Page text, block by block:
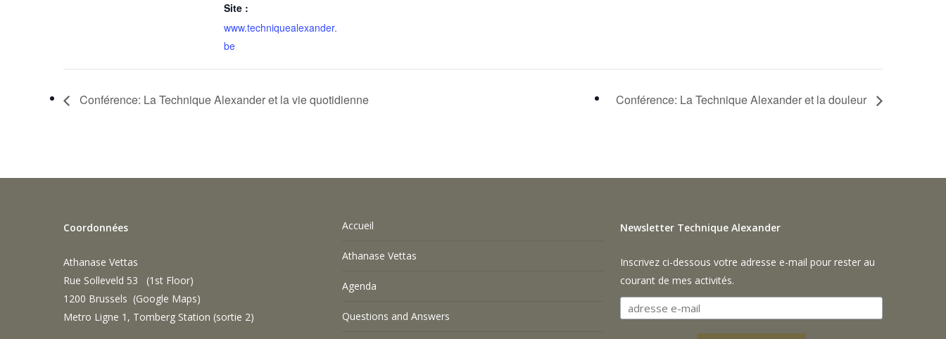
Site :
www.techniquealexander.
be
Conférence: La Technique Alexander et la vie quotidienne Conférence: La Technique Alexander et la douleur
Coordonnées
Athanase Vettas
Rue Solleveld 53 (1st Floor)
1200 Brussels (Google Maps)
Metro Ligne 1, Tomberg Station (sortie 2)
Accueil
Athanase Vettas
Agenda
Questions and Answers
Newsletter Technique Alexander
Inscrivez ci-dessous votre adresse e-mail pour rester au
courant de mes activités.